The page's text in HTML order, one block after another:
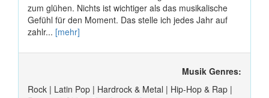
zum glühen. Nichts ist wichtiger als das musikalische
Gefühl für den Moment. Das stelle ich jedes Jahr auf
zahlr... [mehr]
Musik Genres:
Rock | Latin Pop | Hardrock & Metal | Hip-Hop & Rap |